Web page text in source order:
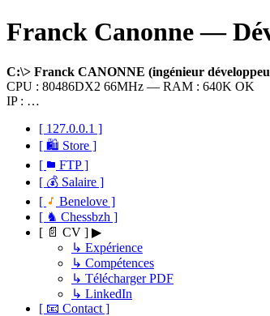
Franck Canonne —
C:\> Franck CANONNE (ingénieur
CPU : 80486DX2 66MHz — RAM : 640K OK
IP : …
[ 127.0.0.1 ]
[ 🛍 Store ]
[
FTP ]
[ 💰 Salaire ]
[
Benelove ]
[ ♞ Chessbzh ]
[ 📄 CV ] ▶
↳ Expérience
↳ Compétences
↳ Télécharger PDF
↳ LinkedIn
[ 📧 Contact ]